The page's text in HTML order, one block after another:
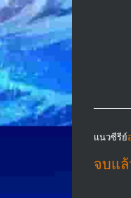
แนวซีรีย์
จบแล้